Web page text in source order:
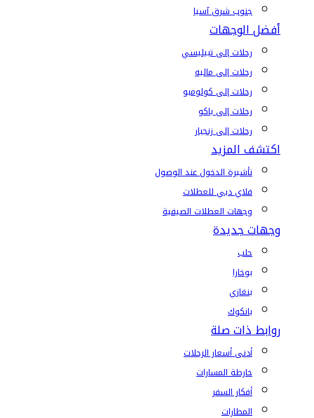
جنوب شرق آسيا
أفضل الوجهات
رحلات إلى تبيليسي
رحلات إلى ماليه
رحلات إلى كولومبو
رحلات إلى باكو
رحلات إلى زنجبار
اكتشف المزيد
تأشيرة الدخول عند الوصول
فلاي دبي للعطلات
وجهات العطلات الصيفية
وجهات جديدة
حلب
بوخارا
بنغازي
بانكوك
روابط ذات صلة
أدنى أسعار الرحلات
خارطة المسارات
أفكار السفر
المطارات